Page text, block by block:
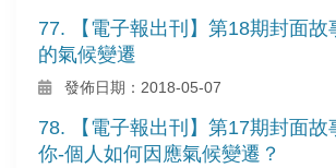
77. 【電子報出刊】第18期封面故
的氣候變遷
發佈日期：2018-05-07
78. 【電子報出刊】第17期封面故
你-個人如何因應氣候變遷？